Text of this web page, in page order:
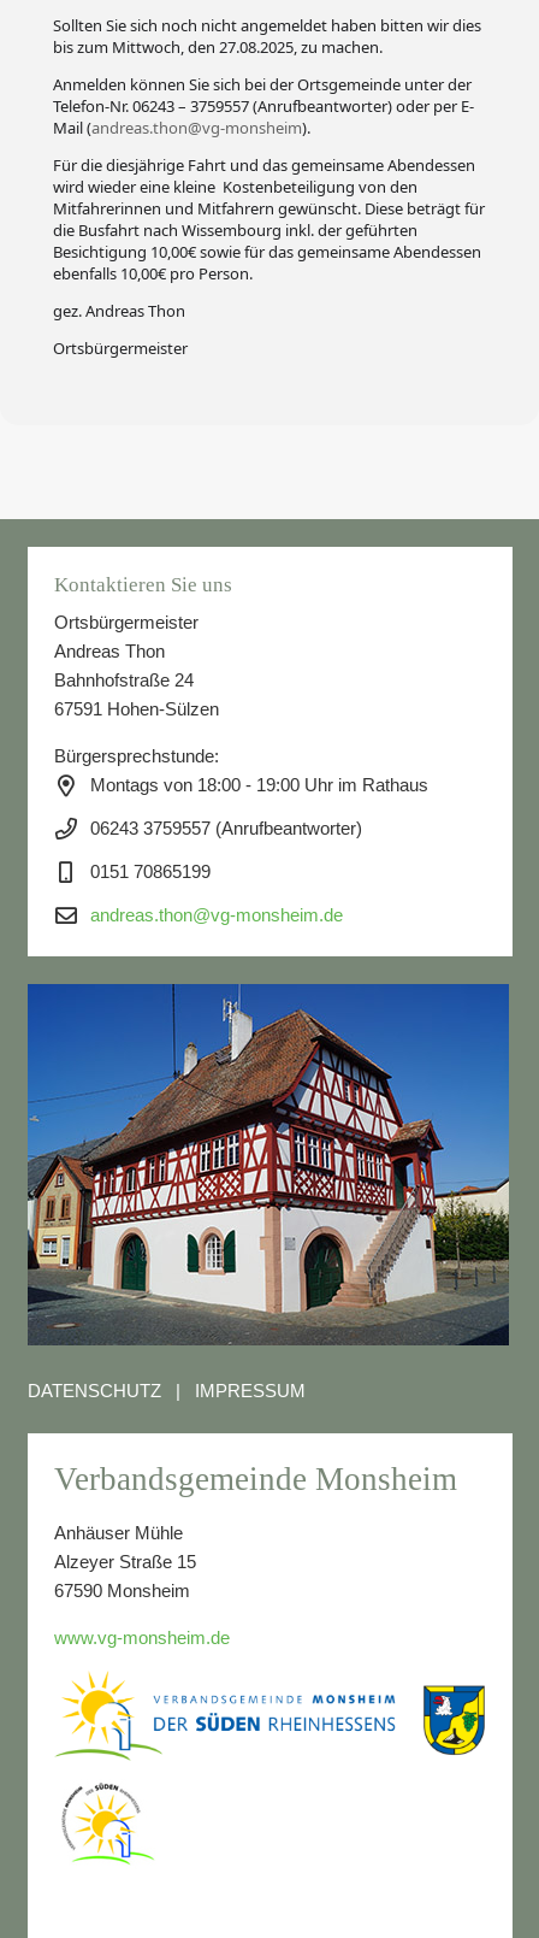
Sollten Sie sich noch nicht angemeldet haben bitten wir dies
bis zum Mittwoch, den 27.08.2025, zu machen.
Anmelden können Sie sich bei der Ortsgemeinde unter der
Telefon-Nr. 06243 – 3759557 (Anrufbeantworter) oder per E-
Mail (andreas.thon@vg-monsheim).
Für die diesjährige Fahrt und das gemeinsame Abendessen
wird wieder eine kleine Kostenbeteiligung von den
Mitfahrerinnen und Mitfahrern gewünscht. Diese beträgt für
die Busfahrt nach Wissembourg inkl. der geführten
Besichtigung 10,00€ sowie für das gemeinsame Abendessen
ebenfalls 10,00€ pro Person.
gez. Andreas Thon
Ortsbürgermeister
Kontaktieren Sie uns
Ortsbürgermeister
Andreas Thon
Bahnhofstraße 24
67591 Hohen-Sülzen
Bürgersprechstunde:
Montags von 18:00 - 19:00 Uhr im Rathaus
06243 3759557 (Anrufbeantworter)
0151 70865199
andreas.thon@vg-monsheim.de
DATENSCHUTZ| IMPRESSUM
Verbandsgemeinde Monsheim
Anhäuser Mühle
Alzeyer Straße 15
67590 Monsheim
www.vg-monsheim.de